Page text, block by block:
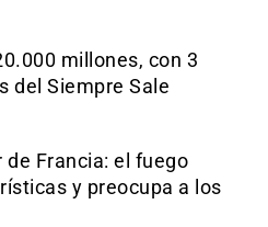
millones, con 3
del Siempre Sale
de Francia: el fuego
y preocupa a los